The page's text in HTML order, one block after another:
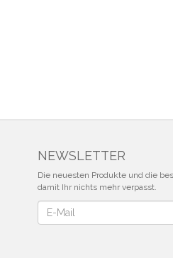
NEWSLETTER
Die neuesten Produkte und die
damit Ihr nichts mehr verpasst.
Newsletter